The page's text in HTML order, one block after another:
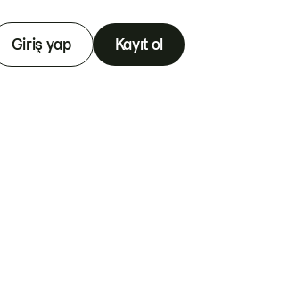
Giriş yap Kayıt ol